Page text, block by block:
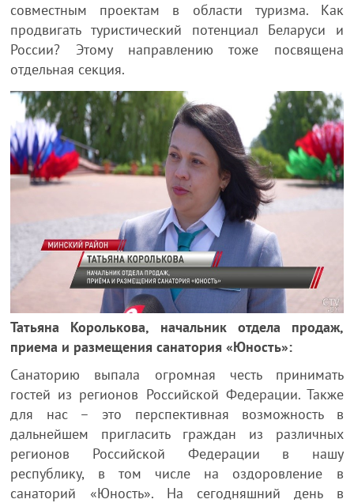
совместным проектам в области туризма. Как
продвигать туристический потенциал Беларуси и
России? Этому направлению тоже посвящена
отдельная секция.
Татьяна Королькова, начальник отдела продаж,
приема и размещения санатория «Юность»:
Санаторию выпала огромная честь принимать
гостей из регионов Российской Федерации. Также
для нас – это перспективная возможность в
дальнейшем пригласить граждан из различных
регионов Российской Федерации в нашу
республику, в том числе на оздоровление в
санаторий «Юность». На сегодняшний день в